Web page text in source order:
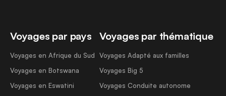
Voyages par pays
Voyages en Afrique du Sud
Voyages en Botswana
Voyages en Eswatini
Voyages par thématique
Voyages Adapté aux familles
Voyages Big 5
Voyages Conduite autonome